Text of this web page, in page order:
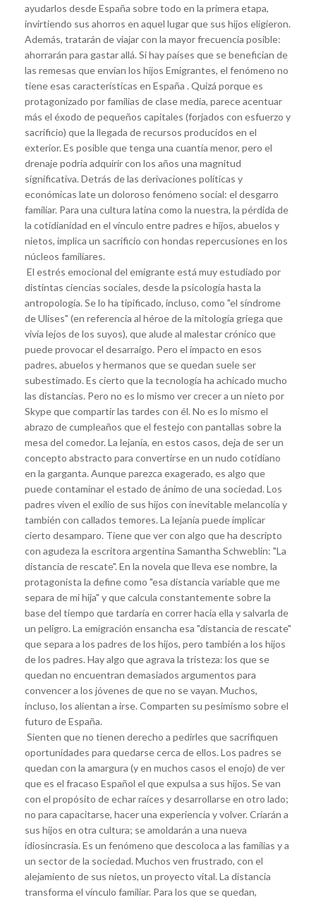
ayudarlos desde España sobre todo en la primera etapa,
invirtiendo sus ahorros en aquel lugar que sus hijos eligieron.
Además, tratarán de viajar con la mayor frecuencia posible:
ahorrarán para gastar allá. Si hay países que se benefician de
las remesas que envían los hijos Emigrantes, el fenómeno no
tiene esas características en España . Quizá porque es
protagonizado por familias de clase media, parece acentuar
más el éxodo de pequeños capitales (forjados con esfuerzo y
sacrificio) que la llegada de recursos producidos en el
exterior. Es posible que tenga una cuantía menor, pero el
drenaje podría adquirir con los años una magnitud
significativa. Detrás de las derivaciones políticas y
económicas late un doloroso fenómeno social: el desgarro
familiar. Para una cultura latina como la nuestra, la pérdida de
la cotidianidad en el vínculo entre padres e hijos, abuelos y
nietos, implica un sacrificio con hondas repercusiones en los
núcleos familiares.
El estrés emocional del emigrante está muy estudiado por
distintas ciencias sociales, desde la psicología hasta la
antropología. Se lo ha tipificado, incluso, como "el síndrome
de Ulises" (en referencia al héroe de la mitología griega que
vivía lejos de los suyos), que alude al malestar crónico que
puede provocar el desarraigo. Pero el impacto en esos
padres, abuelos y hermanos que se quedan suele ser
subestimado. Es cierto que la tecnología ha achicado mucho
las distancias. Pero no es lo mismo ver crecer a un nieto por
Skype que compartir las tardes con él. No es lo mismo el
abrazo de cumpleaños que el festejo con pantallas sobre la
mesa del comedor. La lejanía, en estos casos, deja de ser un
concepto abstracto para convertirse en un nudo cotidiano
en la garganta. Aunque parezca exagerado, es algo que
puede contaminar el estado de ánimo de una sociedad. Los
padres viven el exilio de sus hijos con inevitable melancolía y
también con callados temores. La lejanía puede implicar
cierto desamparo. Tiene que ver con algo que ha descripto
con agudeza la escritora argentina Samantha Schweblin: "La
distancia de rescate". En la novela que lleva ese nombre, la
protagonista la define como "esa distancia variable que me
separa de mi hija" y que calcula constantemente sobre la
base del tiempo que tardaría en correr hacia ella y salvarla de
un peligro. La emigración ensancha esa "distancia de rescate"
que separa a los padres de los hijos, pero también a los hijos
de los padres. Hay algo que agrava la tristeza: los que se
quedan no encuentran demasiados argumentos para
convencer a los jóvenes de que no se vayan. Muchos,
incluso, los alientan a irse. Comparten su pesimismo sobre el
futuro de España.
Sienten que no tienen derecho a pedirles que sacrifiquen
oportunidades para quedarse cerca de ellos. Los padres se
quedan con la amargura (y en muchos casos el enojo) de ver
que es el fracaso Español el que expulsa a sus hijos. Se van
con el propósito de echar raíces y desarrollarse en otro lado;
no para capacitarse, hacer una experiencia y volver. Criarán a
sus hijos en otra cultura; se amoldarán a una nueva
idiosincrasia. Es un fenómeno que descoloca a las familias y a
un sector de la sociedad. Muchos ven frustrado, con el
alejamiento de sus nietos, un proyecto vital. La distancia
transforma el vínculo familiar. Para los que se quedan,